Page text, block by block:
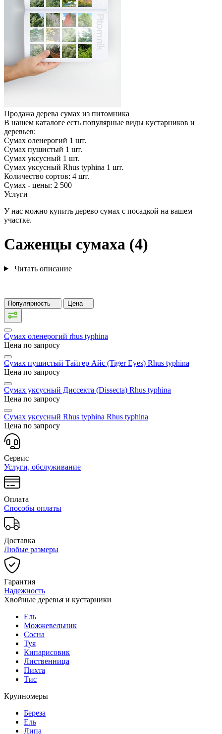
Продажа дерева сумах из питомника
В нашем каталоге есть популярные виды кустарников и
деревьев:
Сумах оленерогий 1 шт.
Сумах пушистый 1 шт.
Сумах уксусный 1 шт.
Сумах уксусный Rhus typhina 1 шт.
Количество сортов: 4 шт.
Сумах - цены: 2 500
Услуги
У нас можно купить дерево сумах с посадкой на вашем
участке.
Саженцы сумаха (4)
Читать описание
Популярность Цена
Сумах оленерогий rhus typhina
Цена по запросу
Сумах пушистый Тайгер Айс (Tiger Eyes) Rhus typhina
Цена по запросу
Сумах уксусный Диссекта (Dissecta) Rhus typhina
Цена по запросу
Сумах уксусный Rhus typhina Rhus typhina
Цена по запросу
Сервис
Услуги, обслуживание
Оплата
Способы оплаты
Доставка
Любые размеры
Гарантия
Надежность
Хвойные деревья и кустарники
Ель
Можжевельник
Сосна
Туя
Кипарисовик
Лиственница
Пихта
Тис
Крупномеры
Береза
Ель
Липа